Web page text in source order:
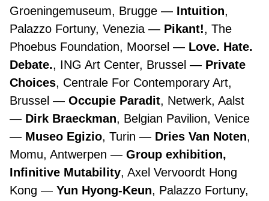
Groeningemuseum, Brugge
Intuition,
Palazzo Fortuny, Venezia
Pikant!, The
Phoebus Foundation, Moorsel
Love. Hate.
Debate., ING Art Center, Brussel
Private
Choices, Centrale For Contemporary Art,
Brussel
Occupie Paradit, Netwerk, Aalst
Dirk Braeckman, Belgian Pavilion, Venice
Museo Egizio, Turin Dries Van Noten,
Momu, Antwerpen
Group exhibition,
Infinitive Mutability, Axel Vervoordt Hong
Kong
Yun Hyong-Keun, Palazzo Fortuny,